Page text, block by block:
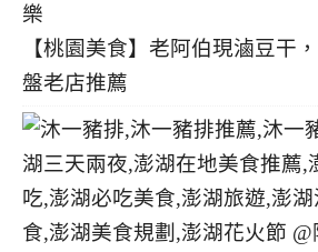
【桃園美食】老阿伯現滷豆干
盤老店推薦